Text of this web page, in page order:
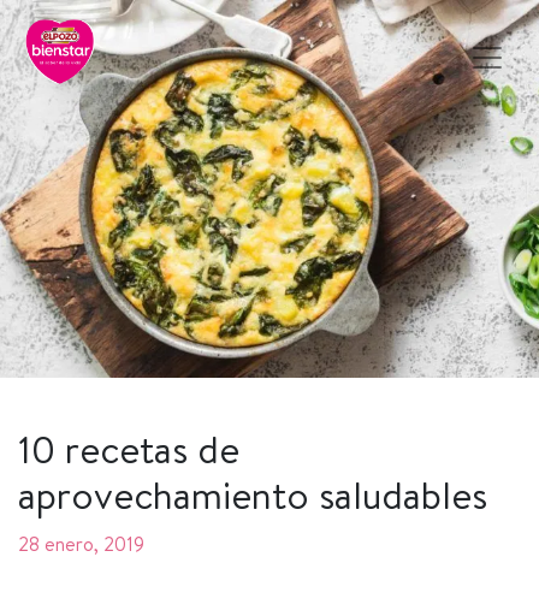
10 recetas de
aprovechamiento saludables
28 enero, 2019